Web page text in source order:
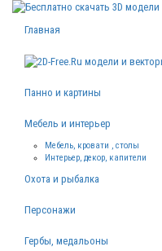
Главная
Панно и картины
Мебель и интерьер
Мебель, кровати , столы
Интерьер, декор, капители
Охота и рыбалка
Персонажи
Гербы, медальоны